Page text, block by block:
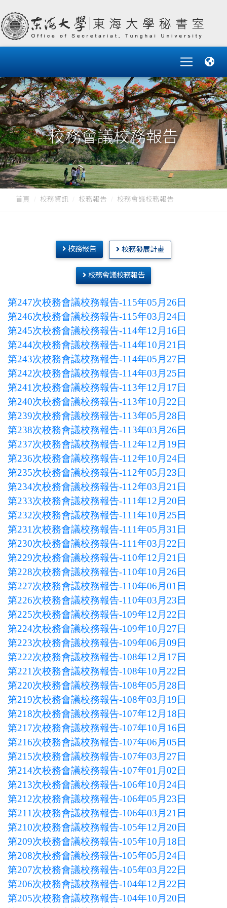
校務會議校務報告
首頁 校務資訊 校務報告 校務會議校務報告
校務報告 校務發展計畫
校務會議校務報告
第247次校務會議校務報告-115年05月26日
第246次校務會議校務報告-115年03月24日
第245次校務會議校務報告-114年12月16日
第244次校務會議校務報告-114年10月21日
第243次校務會議校務報告-114年05月27日
第242次校務會議校務報告-114年03月25日
第241次校務會議校務報告-113年12月17日
第240次校務會議校務報告-113年10月22日
第239次校務會議校務報告-113年05月28日
第238次校務會議校務報告-113年03月26日
第237次校務會議校務報告-112年12月19日
第236次校務會議校務報告-112年10月24日
第235次校務會議校務報告-112年05月23日
第234次校務會議校務報告-112年03月21日
第233次校務會議校務報告-111年12月20日
第232次校務會議校務報告-111年10月25日
第231次校務會議校務報告-111年05月31日
第230次校務會議校務報告-111年03月22日
第229次校務會議校務報告-110年12月21日
第228次校務會議校務報告-110年10月26日
第227次校務會議校務報告-110年06月01日
第226次校務會議校務報告-110年03月23日
第225次校務會議校務報告-109年12月22日
第224次校務會議校務報告-109年10月27日
第223次校務會議校務報告-109年06月09日
第222次校務會議校務報告-108年12月17日
第221次校務會議校務報告-108年10月22日
第220次校務會議校務報告-108年05月28日
第219次校務會議校務報告-108年03月19日
第218次校務會議校務報告-107年12月18日
第217次校務會議校務報告-107年10月16日
第216次校務會議校務報告-107年06月05日
第215次校務會議校務報告-107年03月27日
第214次校務會議校務報告-107年01月02日
第213次校務會議校務報告-106年10月24日
第212次校務會議校務報告-106年05月23日
第211次校務會議校務報告-106年03月21日
第210次校務會議校務報告-105年12月20日
第209次校務會議校務報告-105年10月18日
第208次校務會議校務報告-105年05月24日
第207次校務會議校務報告-105年03月22日
第206次校務會議校務報告-104年12月22日
第205次校務會議校務報告-104年10月20日